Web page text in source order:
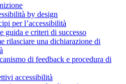
by design
per l’accessibilità
guida e criteri di successo
rilasciare una dichiarazione di
di feedback e procedura di
accessibilità